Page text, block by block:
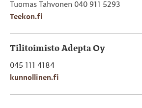
Tuomas Tahvonen 040 911 5293
Teekon.fi
Tilitoimisto Adepta Oy
045 111 4184
kunnollinen.fi